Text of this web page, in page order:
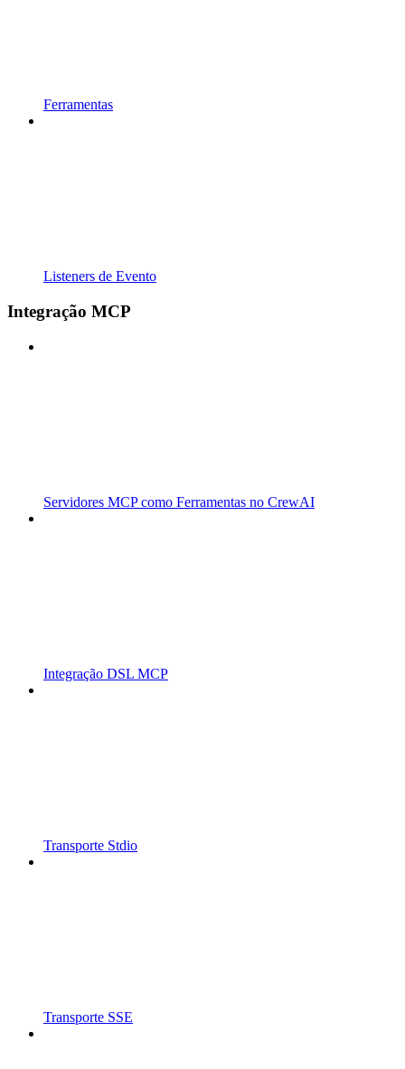
Ferramentas
Listeners de Evento
Integração MCP
Servidores MCP como Ferramentas no CrewAI
Integração DSL MCP
Transporte Stdio
Transporte SSE